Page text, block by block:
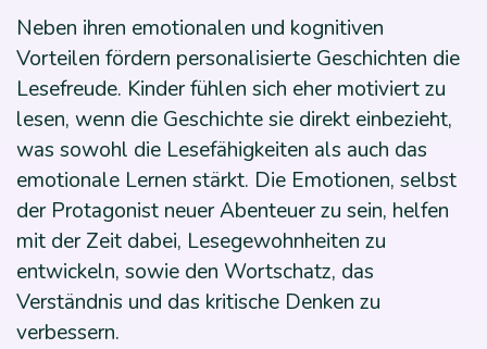
Neben ihren emotionalen und kognitiven
Vorteilen fördern personalisierte Geschichten die
Lesefreude. Kinder fühlen sich eher motiviert zu
lesen, wenn die Geschichte sie direkt einbezieht,
was sowohl die Lesefähigkeiten als auch das
emotionale Lernen stärkt. Die Emotionen, selbst
der Protagonist neuer Abenteuer zu sein, helfen
mit der Zeit dabei, Lesegewohnheiten zu
entwickeln, sowie den Wortschatz, das
Verständnis und das kritische Denken zu
verbessern.